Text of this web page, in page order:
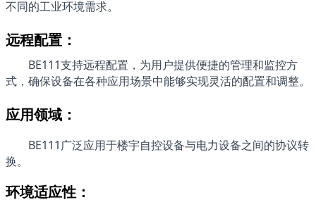
不同的工业环境需求。
远程配置：
BE111支持远程配置，为用户提供便捷的管理和监控方
式，确保设备在各种应用场景中能够实现灵活的配置和调整。
应用领域：
BE111广泛应用于楼宇自控设备与电力设备之间的协议转
换。
环境适应性：